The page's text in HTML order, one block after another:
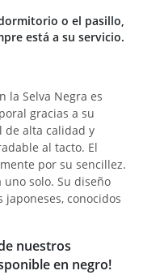
o el pasillo,
está a su servicio.
la Selva Negra es
gracias a su
de alta calidad y
al tacto. El
por su sencillez.
uno solo. Su diseño
conocidos
nuestros
en negro!